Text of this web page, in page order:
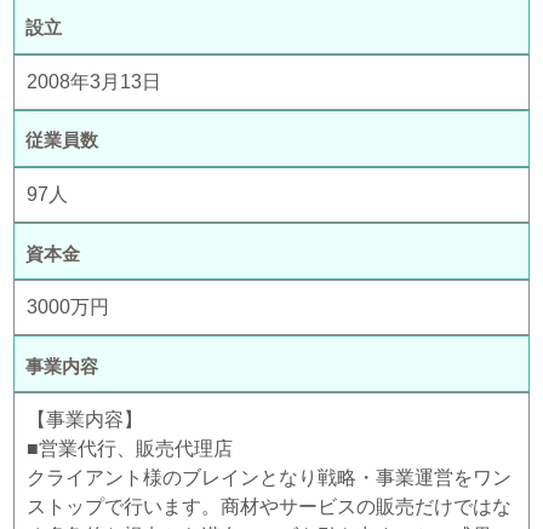
設立
2008年3月13日
従業員数
97人
資本金
3000万円
事業内容
【事業内容】
■営業代行、販売代理店
クライアント様のブレインとなり戦略・事業運営をワン
ストップで行います。商材やサービスの販売だけではな